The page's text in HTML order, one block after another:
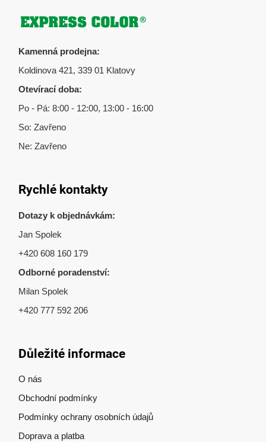
Zápatí
Kamenná prodejna:
Koldinova 421, 339 01 Klatovy
Otevírací doba:
Po - Pá: 8:00 - 12:00, 13:00 - 16:00
So: Zavřeno
Ne: Zavřeno
Rychlé kontakty
Dotazy k objednávkám:
Jan Spolek
+420 608 160 179
Odborné poradenství:
Milan Spolek
+420 777 592 206
Důležité informace
O nás
Obchodní podmínky
Podmínky ochrany osobních údajů
Doprava a platba